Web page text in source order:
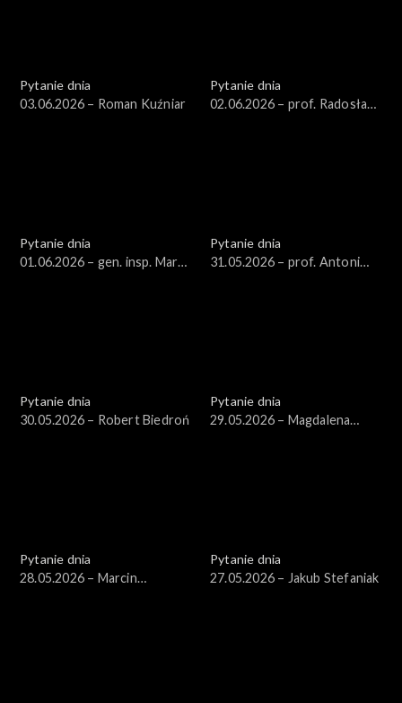
Pytanie dnia
03.06.2026 – Roman Kuźniar
Pytanie dnia
02.06.2026 – prof. Radosław
Pytanie dnia
01.06.2026 – gen. insp. Marek
Pytanie dnia
31.05.2026 – prof. Antoni
Pytanie dnia
30.05.2026 – Robert Biedroń
Pytanie dnia
29.05.2026 – Magdalena
Pytanie dnia
28.05.2026 – Marcin
Pytanie dnia
27.05.2026 – Jakub Stefaniak